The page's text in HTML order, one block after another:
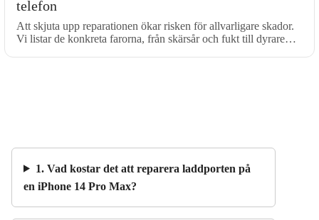
telefon
Att skjuta upp reparationen ökar risken för allvarligare skador.
Vi listar de konkreta farorna, från skärsår och fukt till dyrare…
1. Vad kostar det att reparera laddporten på
en iPhone 14 Pro Max?